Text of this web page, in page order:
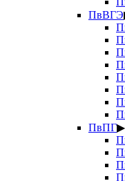
ПвВГЭ
ПвПГ▶